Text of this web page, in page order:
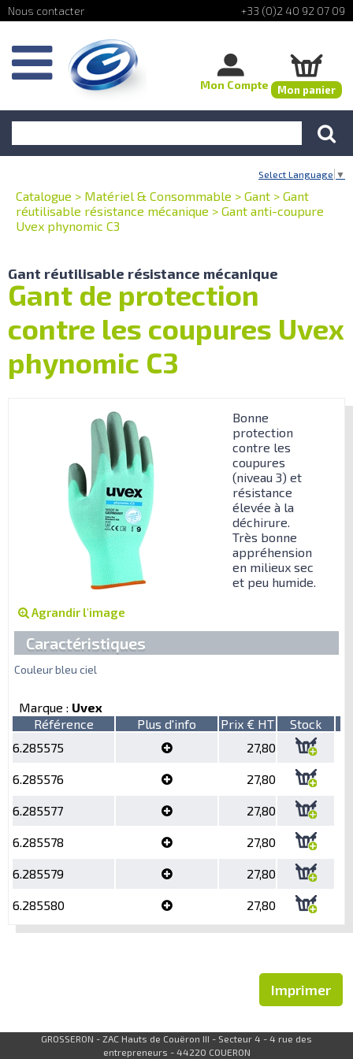
+33 (0)2 40 92 07 09
Mon Compte Mon panier
Select Language ▼
Catalogue > Matériel & Consommable > Gant > Gant
réutilisable résistance mécanique > Gant anti-coupure
Uvex phynomic C3
Gant réutilisable résistance mécanique
Gant de protection
contre les coupures Uvex
phynomic C3
Agrandir l'image
Bonne
protection
contre les
coupures
(niveau 3) et
résistance
élevée à la
déchirure.
Très bonne
appréhension
en milieux sec
et peu humide.
Caractéristiques
Couleur bleu ciel
Marque : Uvex
Référence
Plus d'info Prix € HT
Stock
6.285575
27,80
6.285576 27,80
6.285577 27,80
6.285578 27,80
6.285579 27,80
6.285580 27,80
Imprimer
GROSSERON - ZAC Hauts de Couëron III - Secteur 4 - 4 rue des
entrepreneurs - 44220 COUERON